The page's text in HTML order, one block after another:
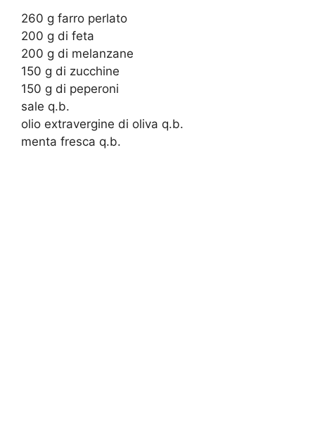
260 g farro perlato
200 g di feta
200 g di melanzane
150 g di zucchine
150 g di peperoni
sale q.b.
olio extravergine di oliva q.b.
menta fresca q.b.